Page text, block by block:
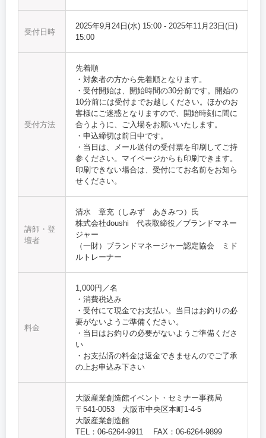
受付日時
2025年9月24日(水) 15:00 - 2025年11月23日(日)
15:00
受付方法
先着順
・対象者の方から先着順となります。
・受付開始は、開始時間の30分前です。開始の
10分前には受付までお越しください。ほかのお
客様にご迷惑となりますので、開始時刻に間に
合うように、ご入場をお願いいたします。
・申込締切は前日中です。
・当日は、メール送付の受付票を印刷してご持
参ください。マイページからも印刷できます。
印刷できない場合は、受付にてお名前をお知ら
せください。
講師・登
壇者
清水 章充（しみず あきみつ）氏
株式会社doushi 代表取締役／ブランドマネー
ジャー
（一財）ブランドマネージャー認定協会 ミド
ルトレーナー
料金
1,000円／名
・消費税込み
・受付にて現金でお支払い。当日はお釣りの必
要がないようご準備ください。
・当日はお釣りの必要がないようご準備くださ
い
・お支払済の料金は返金できませんのでご了承
の上お申込み下さい
大阪産業創造館イベント・セミナー事務局
〒541-0053 大阪市中央区本町1-4-5
大阪産業創造館
TEL：06-6264-9911 FAX：06-6264-9899